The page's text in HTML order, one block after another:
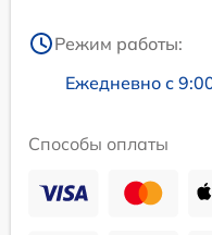
Режим работы:
Ежедневно с
Способы оплаты